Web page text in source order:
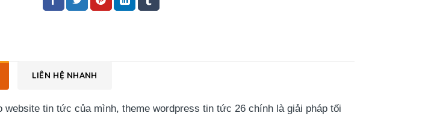
LIÊN HỆ NHANH
tin tức của mình, theme wordpress tin tức 26 chính là giải pháp tối